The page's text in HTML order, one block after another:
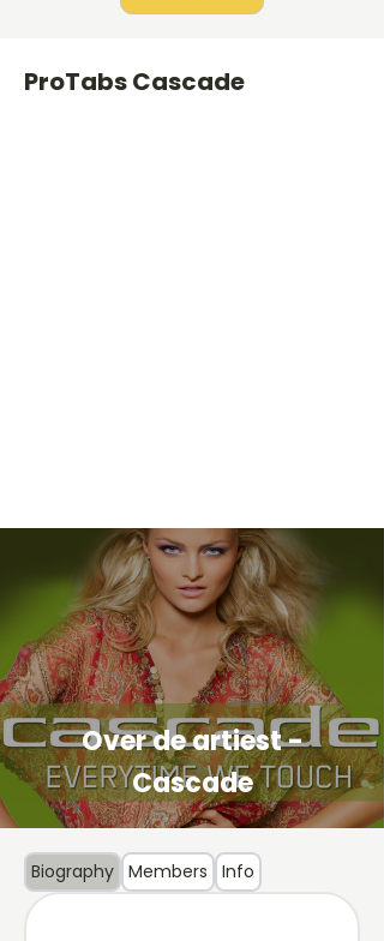
ProTabs Cascade
Over de artiest -
Cascade
Biography Members Info